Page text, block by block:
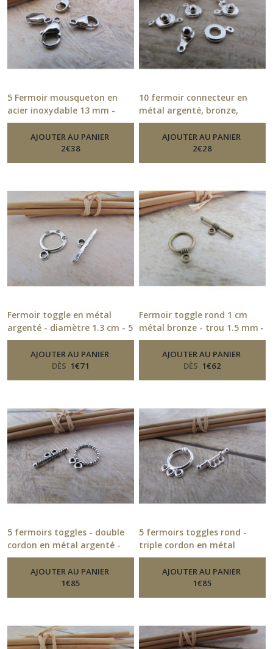
5 Fermoir mousqueton en
acier inoxydable 13 mm -
création bijoux-Fermoirs
AJOUTER AU PANIER
2€38
10 fermoir connecteur en
métal argenté, bronze,
cuivré - 16 x 9 mm - fermoir
poussoir à boule - bijoux
AJOUTER AU PANIER
2€28
Fermoir toggle en métal
argenté - diamètre 1.3 cm - 5
unités, 20 unités - 201.21-
FermoirsAJOUTER AU PANIER
DÈS 1€71
Fermoir toggle rond 1 cm
métal bronze - trou 1.5 mm -
Fermoirs
AJOUTER AU PANIER
DÈS 1€62
5 fermoirs toggles - double
cordon en métal argenté -
diamètre 1.2 cm - 198.21-
FermoirsAJOUTER AU PANIER
1€85
5 fermoirs toggles rond -
triple cordon en métal
argenté - diamètre 1.3 cm -
189.21-Fermoirs
AJOUTER AU PANIER
1€85